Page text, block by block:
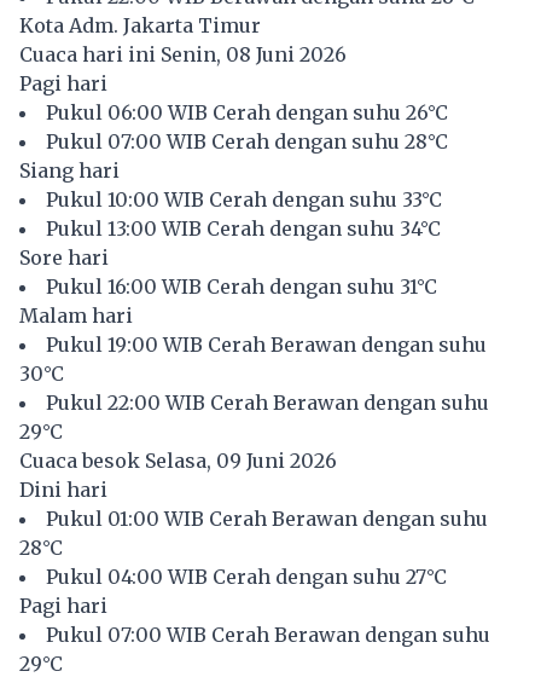
Kota Adm. Jakarta Timur
Cuaca hari ini Senin, 08 Juni 2026
Pagi hari
Pukul 06:00 WIB Cerah dengan suhu 26°C
Pukul 07:00 WIB Cerah dengan suhu 28°C
Siang hari
Pukul 10:00 WIB Cerah dengan suhu 33°C
Pukul 13:00 WIB Cerah dengan suhu 34°C
Sore hari
Pukul 16:00 WIB Cerah dengan suhu 31°C
Malam hari
Pukul 19:00 WIB Cerah Berawan dengan suhu
30°C
Pukul 22:00 WIB Cerah Berawan dengan suhu
29°C
Cuaca besok Selasa, 09 Juni 2026
Dini hari
Pukul 01:00 WIB Cerah Berawan dengan suhu
28°C
Pukul 04:00 WIB Cerah dengan suhu 27°C
Pagi hari
Pukul 07:00 WIB Cerah Berawan dengan suhu
29°C